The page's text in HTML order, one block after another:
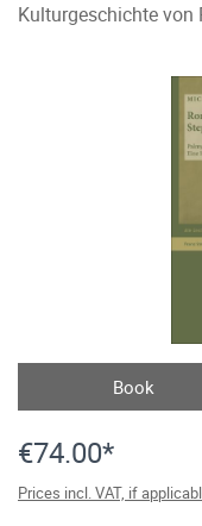
Kulturgeschichte
Book
€74.00*
Prices incl. VAT, if